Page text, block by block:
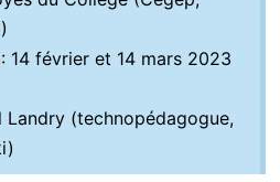
: 14 février et 14 mars 2023
Landry (technopédagogue,